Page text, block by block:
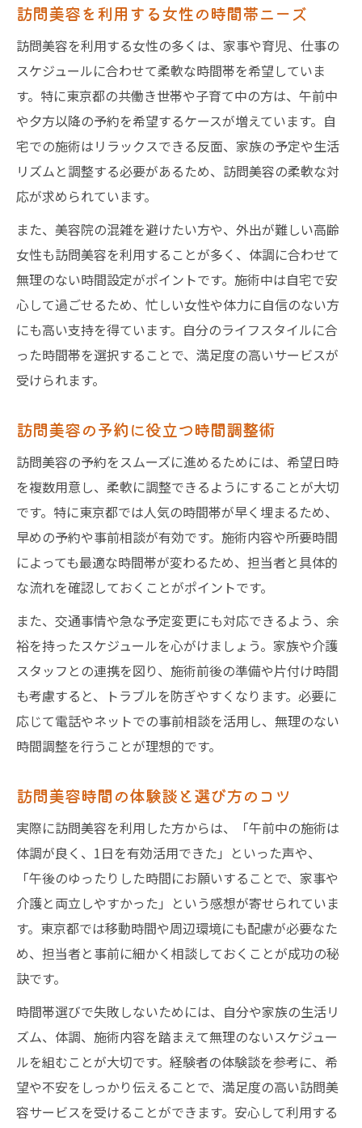
高齢者施設での訪問美容時間帯事例
安心して受けられる訪問美容サービス
訪問美容を利用する女性の時間帯ニーズ
訪問美容を利用する女性の多くは、家事や育児、仕事の
スケジュールに合わせて柔軟な時間帯を希望していま
す。特に東京都の共働き世帯や子育て中の方は、午前中
や夕方以降の予約を希望するケースが増えています。自
宅での施術はリラックスできる反面、家族の予定や生活
リズムと調整する必要があるため、訪問美容の柔軟な対
応が求められています。
また、美容院の混雑を避けたい方や、外出が難しい高齢
女性も訪問美容を利用することが多く、体調に合わせて
無理のない時間設定がポイントです。施術中は自宅で安
心して過ごせるため、忙しい女性や体力に自信のない方
にも高い支持を得ています。自分のライフスタイルに合
った時間帯を選択することで、満足度の高いサービスが
受けられます。
訪問美容の予約に役立つ時間調整術
訪問美容の予約をスムーズに進めるためには、希望日時
を複数用意し、柔軟に調整できるようにすることが大切
です。特に東京都では人気の時間帯が早く埋まるため、
早めの予約や事前相談が有効です。施術内容や所要時間
によっても最適な時間帯が変わるため、担当者と具体的
な流れを確認しておくことがポイントです。
また、交通事情や急な予定変更にも対応できるよう、余
裕を持ったスケジュールを心がけましょう。家族や介護
スタッフとの連携を図り、施術前後の準備や片付け時間
も考慮すると、トラブルを防ぎやすくなります。必要に
応じて電話やネットでの事前相談を活用し、無理のない
時間調整を行うことが理想的です。
訪問美容時間の体験談と選び方のコツ
実際に訪問美容を利用した方からは、「午前中の施術は
体調が良く、1日を有効活用できた」といった声や、
「午後のゆったりした時間にお願いすることで、家事や
介護と両立しやすかった」という感想が寄せられていま
す。東京都では移動時間や周辺環境にも配慮が必要なた
め、担当者と事前に細かく相談しておくことが成功の秘
訣です。
時間帯選びで失敗しないためには、自分や家族の生活リ
ズム、体調、施術内容を踏まえて無理のないスケジュー
ルを組むことが大切です。経験者の体験談を参考に、希
望や不安をしっかり伝えることで、満足度の高い訪問美
容サービスを受けることができます。安心して利用する